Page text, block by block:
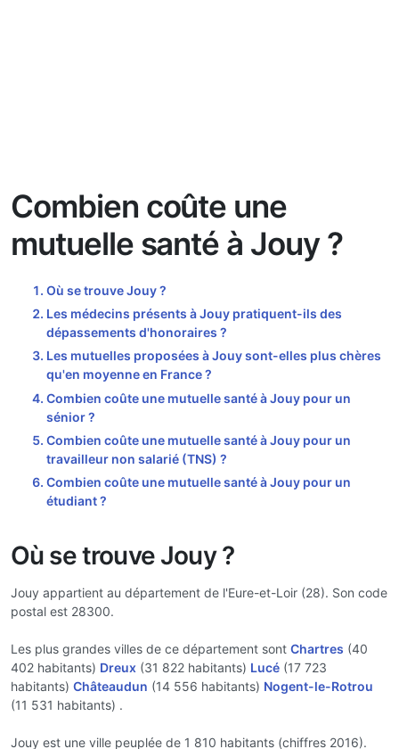
Combien coûte une
mutuelle santé à Jouy ?
Où se trouve Jouy ?
Les médecins présents à Jouy pratiquent-ils des
dépassements d'honoraires ?
Les mutuelles proposées à Jouy sont-elles plus chères
qu'en moyenne en France ?
Combien coûte une mutuelle santé à Jouy pour un
sénior ?
Combien coûte une mutuelle santé à Jouy pour un
travailleur non salarié (TNS) ?
Combien coûte une mutuelle santé à Jouy pour un
étudiant ?
Où se trouve Jouy ?
Jouy appartient au département de l'Eure-et-Loir (28). Son code
postal est 28300.
Les plus grandes villes de ce département sont Chartres (40
402 habitants) Dreux (31 822 habitants) Lucé (17 723
habitants) Châteaudun (14 556 habitants) Nogent-le-Rotrou
(11 531 habitants) .
Jouy est une ville peuplée de 1 810 habitants (chiffres 2016).